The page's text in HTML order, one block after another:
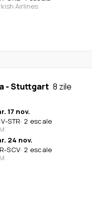
Airlines
-Stuttgart 8 zile
17 nov.
-STR· 2 escale
24 nov.
-SCV· 2 escale